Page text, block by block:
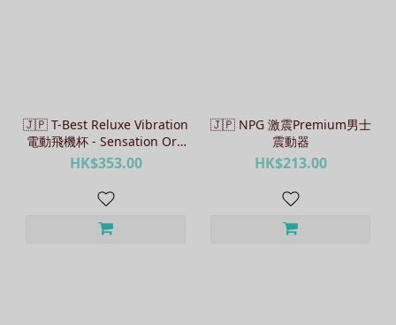
🇯🇵 T-Best Reluxe Vibration
電動飛機杯 - Sensation Orb
/ Wild Spikes
HK$353.00
🇯🇵 NPG 激震Premium男士
震動器
HK$213.00